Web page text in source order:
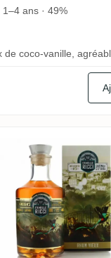
ans · 49%
de coco-vanille,
Rhum